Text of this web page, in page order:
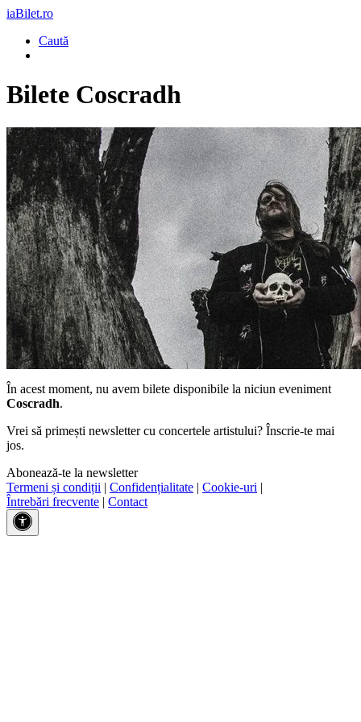
iaBilet.ro
Caută
Bilete Coscradh
În acest moment, nu avem bilete disponibile la niciun eveniment
Coscradh.
Vrei să primești newsletter cu concertele artistului? Înscrie-te mai
jos.
Abonează-te la newsletter
Termeni și condiții | Confidențialitate | Cookie-uri |
Întrebări frecvente | Contact